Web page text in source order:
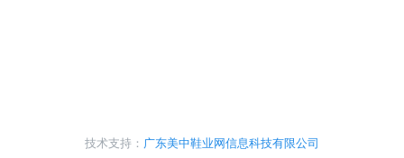
技术支持： 广东美中鞋业网信息科技有限公司